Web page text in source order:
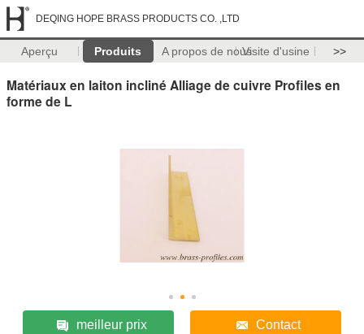
DEQING HOPE BRASS PRODUCTS CO. ,LTD
Aperçu Produits A propos de nousVisite d'usine >>
Matériaux en laiton incliné Alliage de cuivre Profiles en
forme de L
meilleur prix Contact